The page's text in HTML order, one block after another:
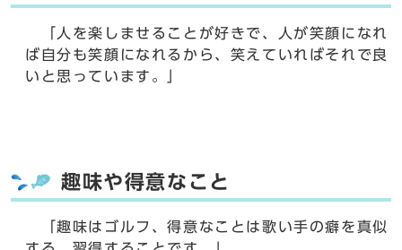
「人を楽しませることが好きで、人が笑顔になれ
ば自分も笑顔になれるから、笑えていればそれで良
いと思っています。」
趣味や得意なこと
「趣味はゴルフ、得意なことは歌い手の癖を真似